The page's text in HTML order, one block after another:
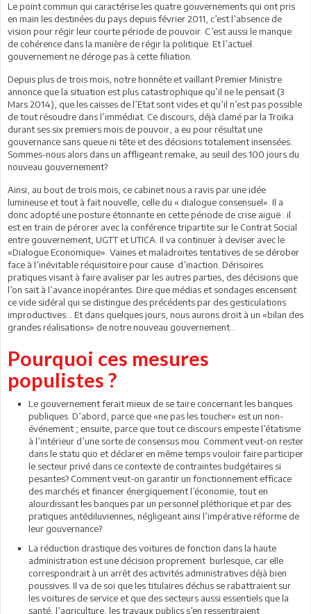
Le point commun qui caractérise les quatre gouvernements qui ont pris
en main les destinées du pays depuis février 2011, c’est l’absence de
vision pour régir leur courte période de pouvoir. C’est aussi le manque
de cohérence dans la manière de régir la politique. Et l’actuel
gouvernement ne déroge pas à cette filiation.
Depuis plus de trois mois, notre honnête et vaillant Premier Ministre
annonce que la situation est plus catastrophique qu’il ne le pensait (3
Mars 2014), que les caisses de l’Etat sont vides et qu’il n’est pas possible
de tout résoudre dans l’immédiat. Ce discours, déjà clamé par la Troïka
durant ses six premiers mois de pouvoir, a eu pour résultat une
gouvernance sans queue ni tête et des décisions totalement insensées.
Sommes-nous alors dans un affligeant remake, au seuil des 100 jours du
nouveau gouvernement?
Ainsi, au bout de trois mois, ce cabinet nous a ravis par une idée
lumineuse et tout à fait nouvelle, celle du « dialogue consensuel». Il a
donc adopté une posture étonnante en cette période de crise aiguë : il
est en train de pérorer avec la conférence tripartite sur le Contrat Social
entre gouvernement, UGTT et UTICA. Il va continuer à deviser avec le
«Dialogue Economique». Vaines et maladroites tentatives de se dérober
face à l’inévitable réquisitoire pour cause d’inaction. Dérisoires
pratiques visant à faire avaliser par les autres parties, des décisions que
l’on sait à l’avance inopérantes. Dire que médias et sondages encensent
ce vide sidéral qui se distingue des précédents par des gesticulations
improductives… Et dans quelques jours, nous aurons droit à un «bilan des
grandes réalisations» de notre nouveau gouvernement…
Pourquoi ces mesures
populistes ?
Le gouvernement ferait mieux de se taire concernant les banques
publiques. D’abord, parce que «ne pas les toucher» est un non-
événement ; ensuite, parce que tout ce discours empeste l’étatisme
à l’intérieur d’une sorte de consensus mou. Comment veut-on rester
dans le statu quo et déclarer en même temps vouloir faire participer
le secteur privé dans ce contexte de contraintes budgétaires si
pesantes? Comment veut-on garantir un fonctionnement efficace
des marchés et financer énergiquement l’économie, tout en
alourdissant les banques par un personnel pléthorique et par des
pratiques antédiluviennes, négligeant ainsi l’impérative réforme de
leur gouvernance?
La réduction drastique des voitures de fonction dans la haute
administration est une décision proprement burlesque, car elle
correspondrait à un arrêt des activités administratives déjà bien
poussives. Il va de soi que les titulaires déchus se rabattraient sur
les voitures de service et que des secteurs aussi essentiels que la
santé, l’agriculture, les travaux publics s’en ressentiraient